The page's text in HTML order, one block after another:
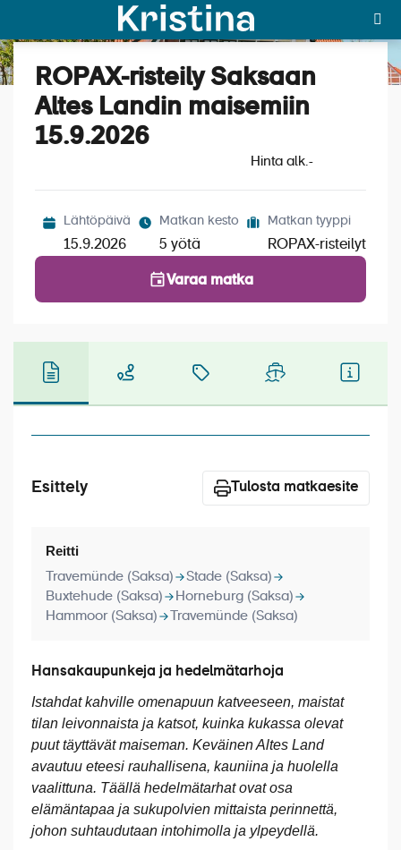
MAJAKKA-portaali
Suosikit
OTA YHTEYTTÄ
Matkakalenteri
Laivat
Meistä
Katso kuvat (7)
ROPAX-risteily Saksaan
Altes Landin maisemiin
15.9.2026
Hinta alk.-
Lähtöpäivä
15.9.2026
Matkan kesto
5 yötä
Matkan tyyppi
ROPAX-risteilyt
Varaa matka
Esittely Tulosta matkaesite
Reitti
Travemünde (Saksa)
Stade (Saksa)
Buxtehude (Saksa)
Horneburg (Saksa)
Hammoor (Saksa)
Travemünde (Saksa)
Hansakaupunkeja ja hedelmätarhoja
Istahdat kahville omenapuun katveeseen, maistat
tilan leivonnaista ja katsot, kuinka kukassa olevat
puut täyttävät maiseman. Keväinen Altes Land
avautuu eteesi rauhallisena, kauniina ja huolella
vaalittuna. Täällä hedelmätarhat ovat osa
elämäntapaa ja sukupolvien mittaista perinnettä,
johon suhtaudutaan intohimolla ja ylpeydellä.